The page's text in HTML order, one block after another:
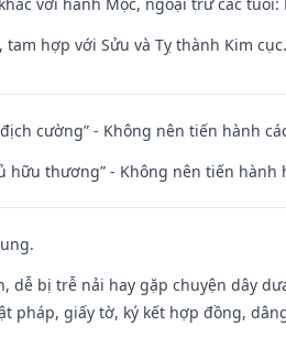
hợp với Sửu và Tỵ thành Kim
cường” - Không nên tiến hành
hữu thương” - Không nên tiến
dễ bị trễ nải hay gặp chuyện dây
pháp, giấy tờ, ký kết hợp đồng,